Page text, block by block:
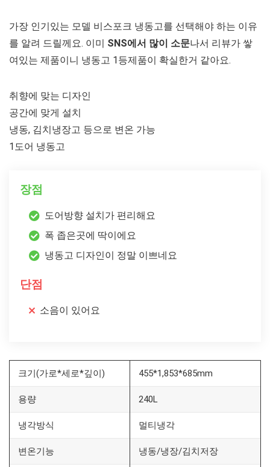
가장 인기있는 모델 비스포크 냉동고를 선택해야 하는 이유
를 알려 드릴께요. 이미 SNS에서 많이 소문나서 리뷰가 쌓
여있는 제품이니 냉동고 1등제품이 확실한거 같아요.
취향에 맞는 디자인
공간에 맞게 설치
냉동, 김치냉장고 등으로 변온 가능
1도어 냉동고
장점
도어방향 설치가 편리해요
폭 좁은곳에 딱이에요
냉동고 디자인이 정말 이쁘네요
단점
소음이 있어요
크기(가로*세로*깊이) 455*1,853*685mm
용량 240L
냉각방식 멀티냉각
변온기능 냉동/냉장/김치저장